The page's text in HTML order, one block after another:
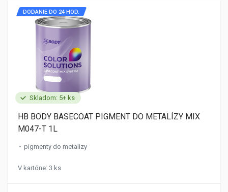
Skladom: 5+ ks
DODANIE DO 24 HOD.
HB BODY BASECOAT PIGMENT DO METALÍZY MIX
M047-T 1L
pigmenty do metalízy
V kartóne: 3 ks